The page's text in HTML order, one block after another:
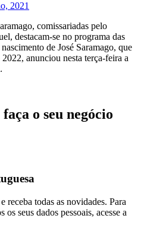
2021
comissariadas pelo
destacam-se no programa das
de José Saramago, que
anunciou nesta terça-feira a
o seu negócio
receba todas as novidades. Para
seus dados pessoais, acesse a